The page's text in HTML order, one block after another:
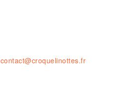
contact@croquelinottes.fr